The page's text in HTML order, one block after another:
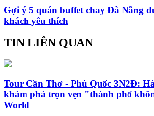
Gợi ý 5 quán buffet chay Đà Nẵng
khách yêu thích
TIN LIÊN QUAN
Tour Cần Thơ - Phú Quốc 3N2Đ:
khám phá trọn vẹn "thành phố
World